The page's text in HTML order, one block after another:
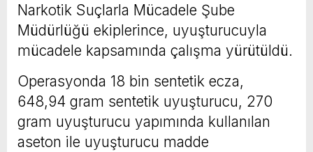
Narkotik Suçlarla Mücadele Şube
Müdürlüğü ekiplerince, uyuşturucuyla
mücadele kapsamında çalışma yürütüldü.
Operasyonda 18 bin sentetik ecza,
648,94 gram sentetik uyuşturucu, 270
gram uyuşturucu yapımında kullanılan
aseton ile uyuşturucu madde